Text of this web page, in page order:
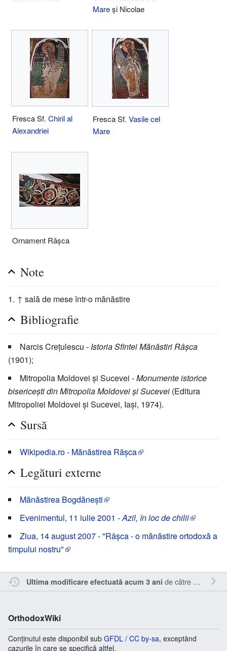
Mareși Nicolae
Fresca Sf. Chiril al
Alexandriei
Fresca Sf. Vasile cel
Mare
Ornament Râșca
Note
↑ sală de mese într-o mănăstire
Bibliografie
Narcis Crețulescu - Istoria Sfintei Mănăstiri Râșca
(1901);
Mitropolia Moldovei și Sucevei -Monumente istorice
bisericești din Mitropolia Moldovei și Sucevei (Editura
Mitropoliei Moldovei și Sucevei, Iași, 1974).
Sursă
Wikipedia.ro - Mănăstirea Râșca
Legături externe
Mănăstirea Bogdănești
Evenimentul, 11 iulie 2001 -Azil, în loc de chilii
Ziua, 14 august 2007 - "Râșca - o mănăstire ortodoxă a
timpului nostru"
Ultima modificare efectuată acum 3 ani de către Sîmbotin
OrthodoxWiki
Conținutul este disponibil sub GFDL / CC by-sa, exceptând
cazurile în care se specifică altfel.